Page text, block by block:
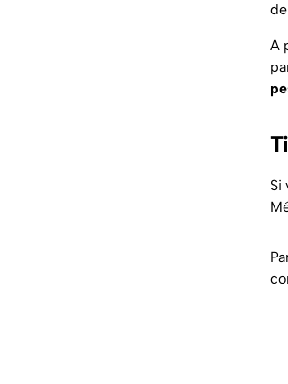
de
A
Si